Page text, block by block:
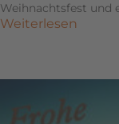
Weihnachtsfest und
Weiterlesen